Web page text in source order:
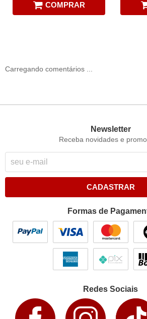
COMPRAR
Carregando comentários ...
Newsletter
Receba novidades e
CADASTRAR
Formas de
Redes Sociais